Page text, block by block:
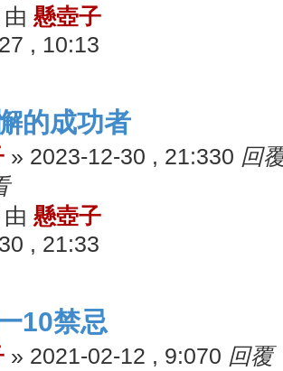
由 懸壺子
, 10:13
的成功者
» 2023-12-30 , 21:330 回
由 懸壺子
, 21:33
10禁忌
» 2021-02-12 , 9:070 回覆